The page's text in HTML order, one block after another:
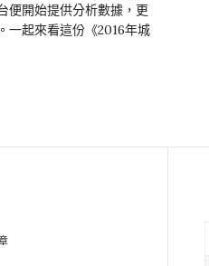
便開始提供分析數據，更
一起來看這份《2016年城